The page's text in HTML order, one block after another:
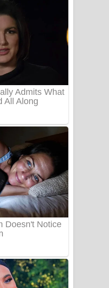
Hinda Song Lyrics -
ගීතයේ පද පෙළ
Song Lyrics - නුඹ
පද පෙළ
Anagathe Song Lyrics
ගීතයේ පද පෙළ
- දෝණි ගීතයේ පද
Song Lyrics -
ගීතයේ පද පෙළ
Song Lyrics - සඳ
පද පෙළ
Song Lyrics - ආදරේ
පද පෙළ